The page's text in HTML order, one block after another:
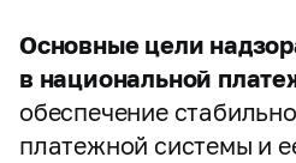
Основные цели
в национальной
обеспечение
платежной системы и